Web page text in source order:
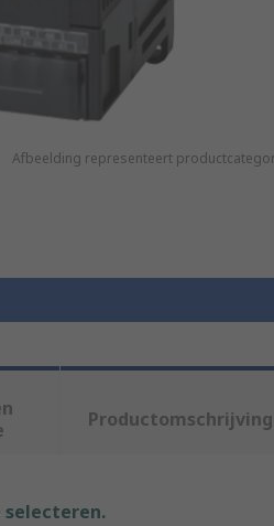
Afbeelding representeert
Productomschrijving